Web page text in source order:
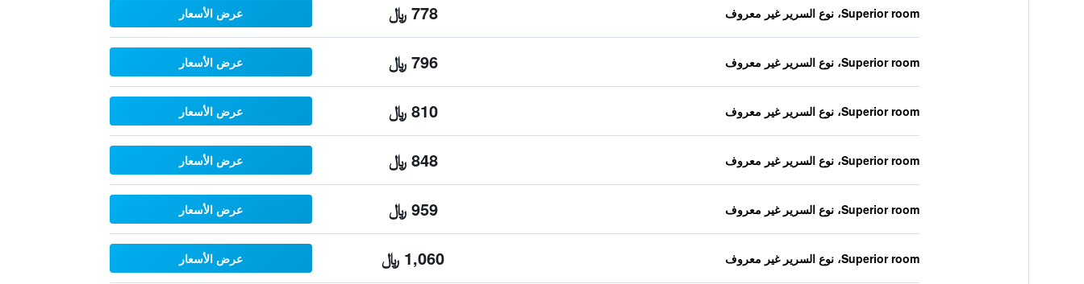
Superior room، نوع السرير غير معروف 778 ﷼ عرض الأسعار
Superior room، نوع السرير غير معروف 796 ﷼ عرض الأسعار
Superior room، نوع السرير غير معروف 810 ﷼ عرض الأسعار
Superior room، نوع السرير غير معروف 848 ﷼ عرض الأسعار
Superior room، نوع السرير غير معروف 959 ﷼ عرض الأسعار
Superior room، نوع السرير غير معروف 1,060 ﷼ عرض الأسعار